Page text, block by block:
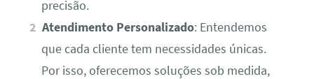
precisão.
Atendimento Personalizado: Entendemos
que cada cliente tem necessidades únicas.
Por isso, oferecemos soluções sob medida,